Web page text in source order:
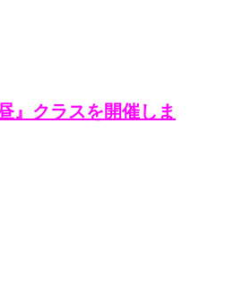
』クラスを開催しま